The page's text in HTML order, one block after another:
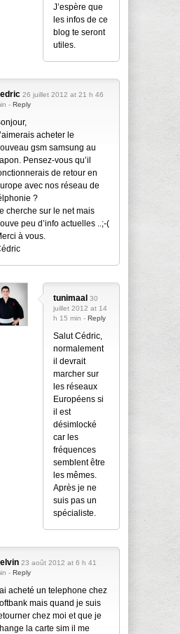
J’espère que
les infos de ce
blog te seront
utiles.
26 juillet 2012 at 21 h 46
- Reply
acheter le
gsm samsung au
Pensez-vous qu’il
de retour en
avec nos réseau de
?
cherche sur le net mais
peu d’info actuelles ..;-(
à vous.
tunimaal 30
juillet 2012 at 14
h 15 min - Reply
Salut Cédric,
normalement
il devrait
marcher sur
les réseaux
Européens si
il est
désimlocké
car les
fréquences
semblent être
les mêmes.
Après je ne
suis pas un
spécialiste.
23 août 2012 at 6 h 41
- Reply
acheté un telephone chez
mais quand je suis
chez moi et que je
la carte sim il me